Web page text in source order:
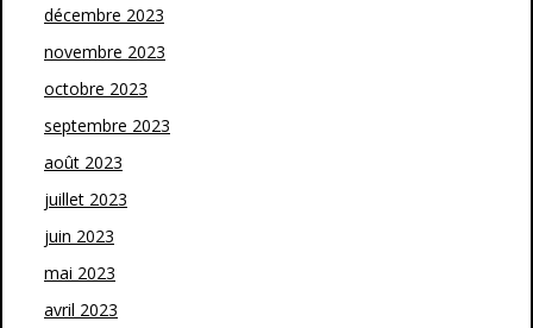
décembre 2023
novembre 2023
octobre 2023
septembre 2023
août 2023
juillet 2023
juin 2023
mai 2023
avril 2023